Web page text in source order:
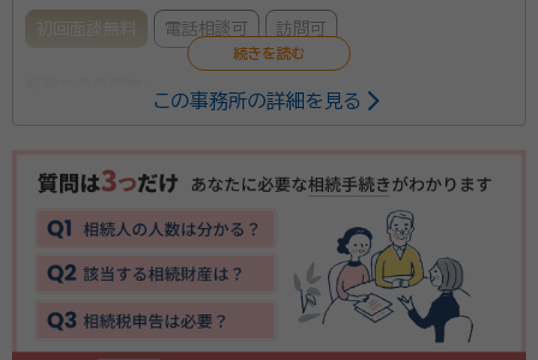
初回面談無料 電話相談可 訪問可
当事務所は豊平公園駅から徒歩6分と好アクセスです。
お客様に寄り添った丁寧な対応を心がけております。ど
んな些細な事柄でも結構ですのでお気軽にご相談くだ
資格等：行政書士
この事務所の詳細を見る